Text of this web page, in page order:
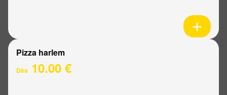
Pizza harlem
Dès 10.00 €